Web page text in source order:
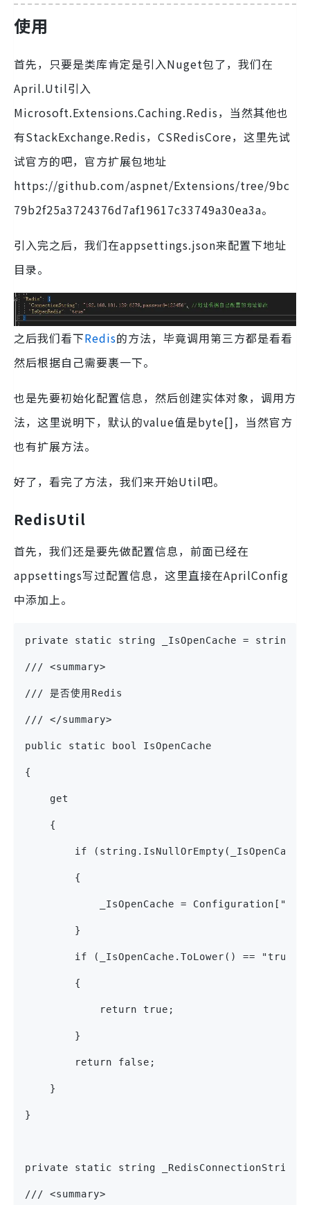
使用
首先，只要是类库肯定是引入Nuget包了，我们在
April.Util引入
Microsoft.Extensions.Caching.Redis，当然其他也
有StackExchange.Redis，CSRedisCore，这里先试
试官方的吧，官方扩展包地址
https://github.com/aspnet/Extensions/tree/9bc
79b2f25a3724376d7af19617c33749a30ea3a。
引入完之后，我们在appsettings.json来配置下地址
目录。
之后我们看下Redis的方法，毕竟调用第三方都是看看
然后根据自己需要裹一下。
也是先要初始化配置信息，然后创建实体对象，调用方
法，这里说明下，默认的value值是byte[]，当然官方
也有扩展方法。
好了，看完了方法，我们来开始Util吧。
RedisUtil
首先，我们还是要先做配置信息，前面已经在
appsettings写过配置信息，这里直接在AprilConfig
中添加上。
private static string _IsOpenCache =
/// <summary>
/// 是否使用Redis
/// </summary>
public static bool IsOpenCache
{
    get
    {
if
        {
_IsOpenCache =
        }
        if (_IsOpenCache.ToLower() == "true")
        {
            return true;
        }
        return false;
    }
}
private static string _RedisConnectionString
/// <summary>